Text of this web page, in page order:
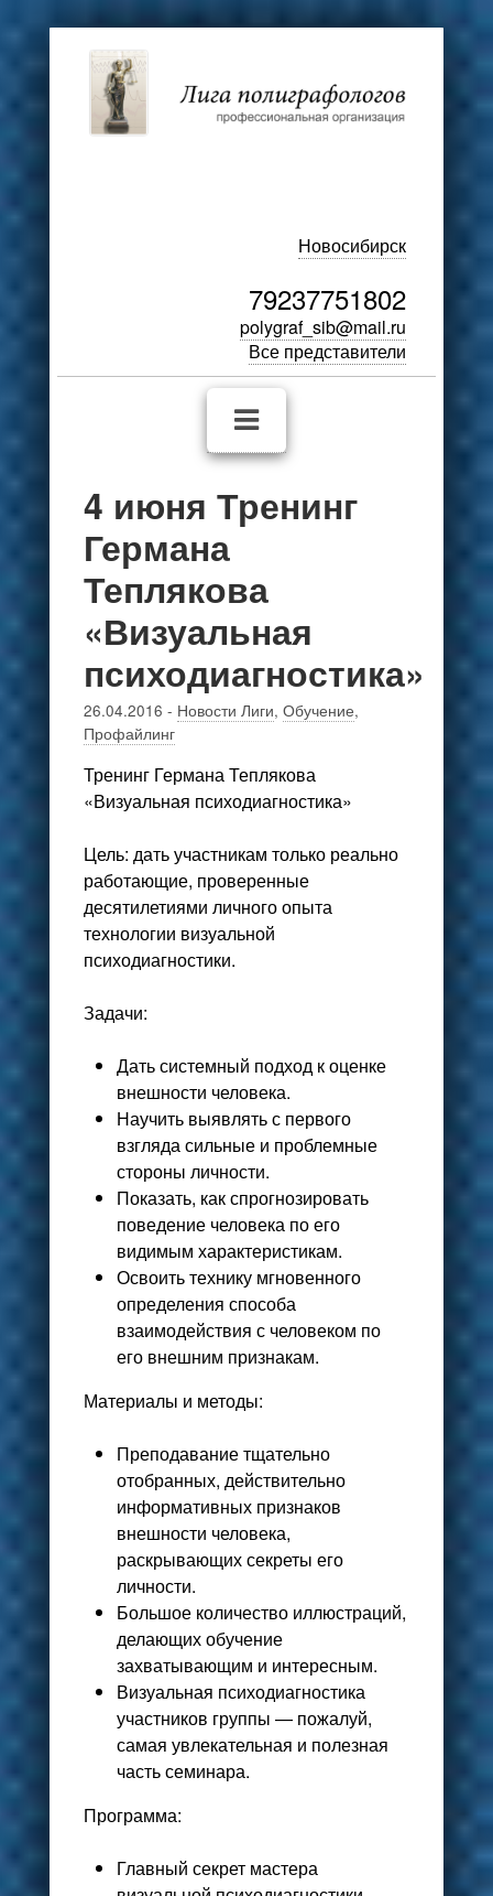
Новосибирск
79237751802
polygraf_sib@mail.ru
Все представители
4 июня Тренинг
Германа
Теплякова
«Визуальная
психодиагностика»
26.04.2016 - Новости Лиги, Обучение,
Профайлинг
Тренинг Германа Теплякова
«Визуальная психодиагностика»
Цель: дать участникам только реально
работающие, проверенные
десятилетиями личного опыта
технологии визуальной
психодиагностики.
Задачи:
Дать системный подход к оценке
внешности человека.
Научить выявлять с первого
взгляда сильные и проблемные
стороны личности.
Показать, как спрогнозировать
поведение человека по его
видимым характеристикам.
Освоить технику мгновенного
определения способа
взаимодействия с человеком по
его внешним признакам.
Материалы и методы:
Преподавание тщательно
отобранных, действительно
информативных признаков
внешности человека,
раскрывающих секреты его
личности.
Большое количество иллюстраций,
делающих обучение
захватывающим и интересным.
Визуальная психодиагностика
участников группы — пожалуй,
самая увлекательная и полезная
часть семинара.
Программа:
Главный секрет мастера